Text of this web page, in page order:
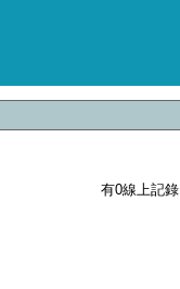
有0線上記錄